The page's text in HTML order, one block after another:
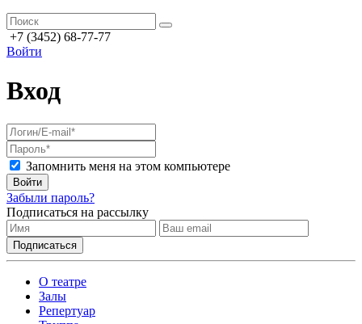
+7 (3452) 68-77-77
Войти
Вход
Запомнить меня на этом компьютере
Войти
Забыли пароль?
Подписаться на рассылку
О театре
Залы
Репертуар